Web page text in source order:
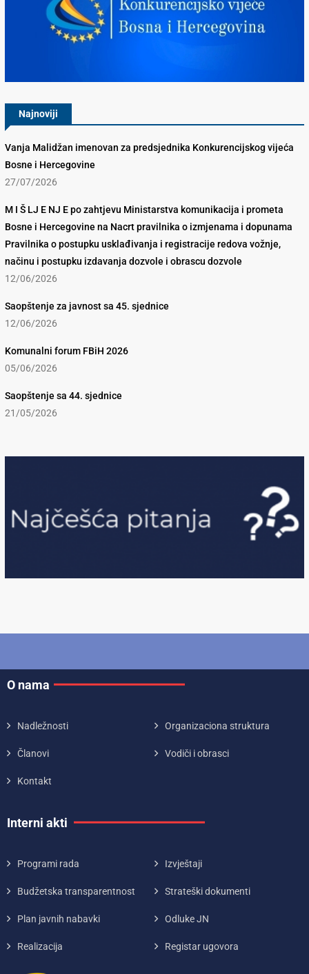
Najnoviji
Vanja Malidžan imenovan za predsjednika Konkurencijskog vijeća
Bosne i Hercegovine
27/07/2026
M I Š LJ E NJ E po zahtjevu Ministarstva komunikacija i prometa
Bosne i Hercegovine na Nacrt pravilnika o izmjenama i dopunama
Pravilnika o postupku usklađivanja i registracije redova vožnje,
načinu i postupku izdavanja dozvole i obrascu dozvole
12/06/2026
Saopštenje za javnost sa 45. sjednice
12/06/2026
Komunalni forum FBiH 2026
05/06/2026
Saopštenje sa 44. sjednice
21/05/2026
O nama
Nadležnosti Organizaciona struktura
Članovi Vodiči i obrasci
Kontakt
Interni akti
Programi rada Izvještaji
Budžetska transparentnost Strateški dokumenti
Plan javnih nabavki Odluke JN
Realizacija Registar ugovora